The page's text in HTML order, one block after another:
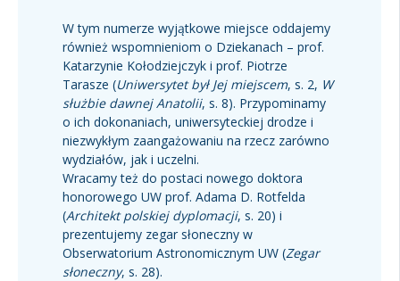
W tym numerze wyjątkowe miejsce oddajemy
również wspomnieniom o Dziekanach – prof.
Katarzynie Kołodziejczyk i prof. Piotrze
Tarasze (Uniwersytet był Jej miejscem, s. 2, W
służbie dawnej Anatolii, s. 8). Przypominamy
o ich dokonaniach, uniwersyteckiej drodze i
niezwykłym zaangażowaniu na rzecz zarówno
wydziałów, jak i uczelni.
Wracamy też do postaci nowego doktora
honorowego UW prof. Adama D. Rotfelda
(Architekt polskiej dyplomacji, s. 20) i
prezentujemy zegar słoneczny w
Obserwatorium Astronomicznym UW (Zegar
słoneczny, s. 28).